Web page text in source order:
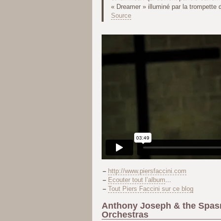
« Dreamer » illuminé par la trompette
Source
– http://www.piersfaccini.com
– Ecouter tout l’album...
– Tout Piers Faccini sur ce blog
Anthony Joseph & the
Orchestras